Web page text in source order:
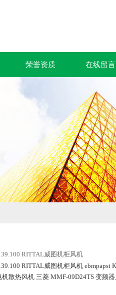
荣誉资质 在线留言
RITTAL威图机柜风机
RITTAL威图机柜风机 ebmpapst
散热风机 三菱 MMF-09D24TS 变频